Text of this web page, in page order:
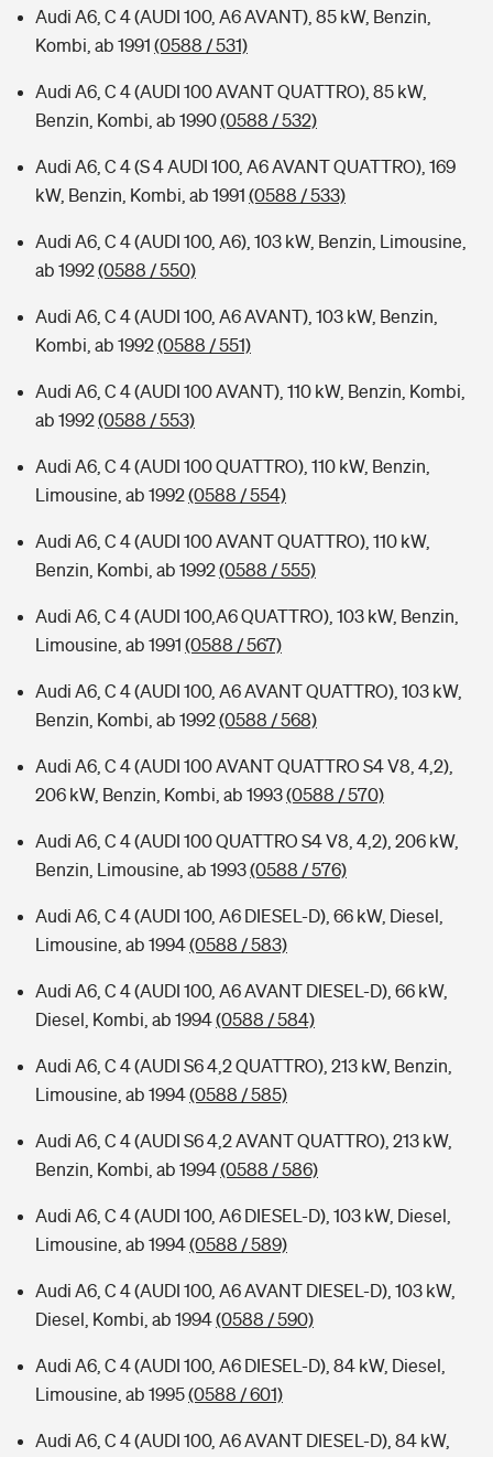
Audi A6, C 4 (AUDI 100, A6 AVANT), 85 kW, Benzin,
Kombi, ab 1991 (0588 / 531)
Audi A6, C 4 (AUDI 100 AVANT QUATTRO), 85 kW,
Benzin, Kombi, ab 1990(0588 / 532)
Audi A6, C 4 (S 4 AUDI 100, A6 AVANT QUATTRO), 169
kW, Benzin, Kombi, ab 1991 (0588 / 533)
Audi A6, C 4 (AUDI 100, A6), 103 kW, Benzin, Limousine,
ab 1992(0588 / 550)
Audi A6, C 4 (AUDI 100, A6 AVANT), 103 kW, Benzin,
Kombi, ab 1992(0588 / 551)
Audi A6, C 4 (AUDI 100 AVANT), 110 kW, Benzin, Kombi,
ab 1992(0588 / 553)
Audi A6, C 4 (AUDI 100 QUATTRO), 110 kW, Benzin,
Limousine, ab 1992(0588 / 554)
Audi A6, C 4 (AUDI 100 AVANT QUATTRO), 110 kW,
Benzin, Kombi, ab 1992(0588 / 555)
Audi A6, C 4 (AUDI 100,A6 QUATTRO), 103 kW, Benzin,
Limousine, ab 1991 (0588 / 567)
Audi A6, C 4 (AUDI 100, A6 AVANT QUATTRO), 103 kW,
Benzin, Kombi, ab 1992(0588 / 568)
Audi A6, C 4 (AUDI 100 AVANT QUATTRO S4 V8, 4,2),
206 kW, Benzin, Kombi, ab 1993(0588 / 570)
Audi A6, C 4 (AUDI 100 QUATTRO S4 V8, 4,2), 206 kW,
Benzin, Limousine, ab 1993(0588 / 576)
Audi A6, C 4 (AUDI 100, A6 DIESEL-D), 66 kW, Diesel,
Limousine, ab 1994(0588 / 583)
Audi A6, C 4 (AUDI 100, A6 AVANT DIESEL-D), 66 kW,
Diesel, Kombi, ab 1994(0588 / 584)
Audi A6, C 4 (AUDI S6 4,2 QUATTRO), 213 kW, Benzin,
Limousine, ab 1994(0588 / 585)
Audi A6, C 4 (AUDI S6 4,2 AVANT QUATTRO), 213 kW,
Benzin, Kombi, ab 1994(0588 / 586)
Audi A6, C 4 (AUDI 100, A6 DIESEL-D), 103 kW, Diesel,
Limousine, ab 1994(0588 / 589)
Audi A6, C 4 (AUDI 100, A6 AVANT DIESEL-D), 103 kW,
Diesel, Kombi, ab 1994(0588 / 590)
Audi A6, C 4 (AUDI 100, A6 DIESEL-D), 84 kW, Diesel,
Limousine, ab 1995(0588 / 601)
Audi A6, C 4 (AUDI 100, A6 AVANT DIESEL-D), 84 kW,